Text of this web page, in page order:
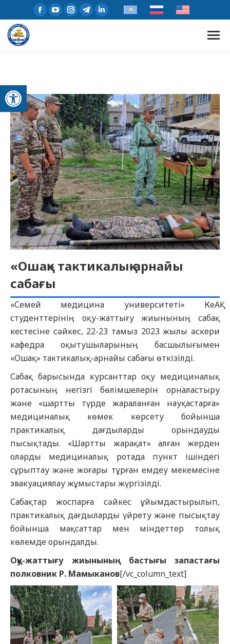
Open toolbar
«Ошақ» тактикалық-арнайы
сабағы
«Семей медицина университеті» КеАҚ
студенттерінің оқу-жаттығу жиынының сабақ
кестесіне сәйкес, 22-23 тамыз 2023 жылы әскери
кафедра оқытушыларының басшылығымен
«Ошақ» тактикалық-арнайы сабағы өткізілді.
Сабақ барысында курсанттар оқу медициналық
ротасының негізгі бөлімшелерін орналастыру
және «шартты түрде жараланған науқастарға»
медициналық көмек көрсету бойынша
практикалық дағдыларды орындауды
пысықтады. «Шартты жарақат» алған жерден
оларды медициналық ротада пункт ішіндегі
сұрыптау және жоғары тұрған емдеу мекемесіне
эвакуациялау жұмыстары жүргізілді.
Сабақтар жоспарға сәйкес ұйымдастырылып,
практикалық дағдыларды үйрету және пысықтау
бойынша мақсаттар мен міндеттер толық
көлемде орындалды.
Оқу-жаттығу жиынының бастығы запастағы
полковник Р. Мамыканов[/vc_column_text]